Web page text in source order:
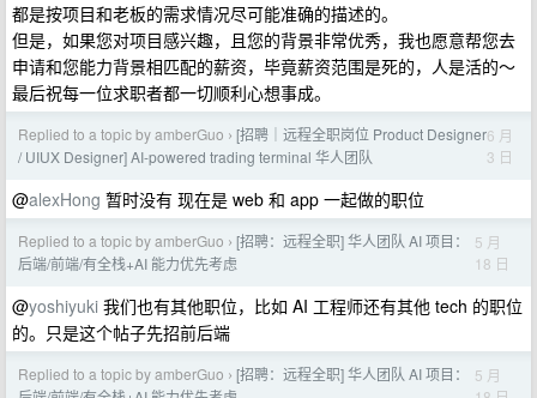
都是按项目和老板的需求情况尽可能准确的描述的。
但是，如果您对项目感兴趣，且您的背景非常优秀，我也愿意帮您去
申请和您能力背景相匹配的薪资，毕竟薪资范围是死的，人是活的～
最后祝每一位求职者都一切顺利心想事成。
Replied to a topic by amberGuo › [招聘｜远程全职岗位 Product Designer
/ UIUX Designer] AI-powered trading terminal 华人团队
6 月
3 日
@alexHong 暂时没有 现在是 web 和 app 一起做的职位
Replied to a topic by amberGuo › [招聘：远程全职] 华人团队 AI 项目：
后端/前端/有全栈+AI 能力优先考虑
5 月
18 日
@yoshiyuki 我们也有其他职位，比如 AI 工程师还有其他 tech 的职位
的。只是这个帖子先招前后端
Replied to a topic by amberGuo › [招聘：远程全职] 华人团队 AI 项目：
5 月